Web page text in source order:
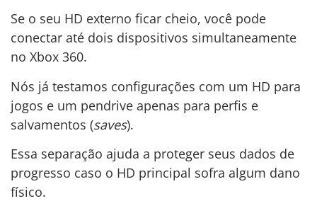
Se o seu HD externo ficar cheio, você pode
conectar até dois dispositivos simultaneamente
no Xbox 360.
Nós já testamos configurações com um HD para
jogos e um pendrive apenas para perfis e
salvamentos (saves).
Essa separação ajuda a proteger seus dados de
progresso caso o HD principal sofra algum dano
físico.